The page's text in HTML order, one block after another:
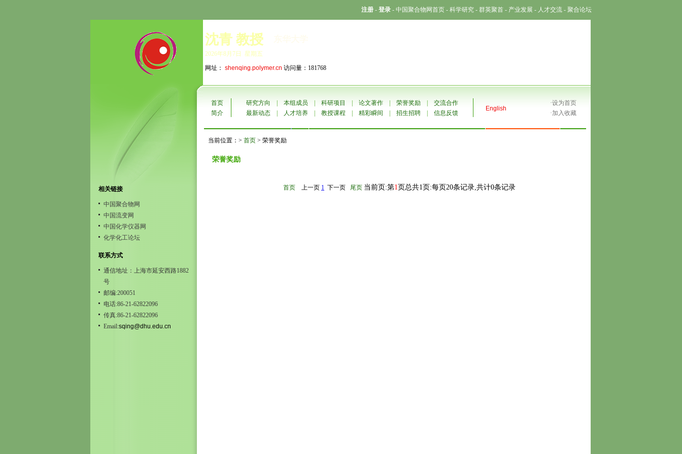
注册 - 登录 - 中国聚合物网首页 - 科学研究 - 群英聚首 - 产业发展 - 人才交流 - 聚合论坛
沈青 教授
2026年8月7日 星期五
网址： shenqing.polymer.cn 访问量：181768
相关链接
中国聚合物网
中国流变网
中国化学仪器网
化学化工论坛
联系方式
通信地址：上海市延安西路1882
号
邮编:200051
电话:86-21-62822096
传真:86-21-62822096
Email:sqing@dhu.edu.cn
首页 研究方向 本组成员 科研项目 论文著作 荣誉奖励 交流合作
English
·设为首页
简介
最新动态 人才培养 教授课程 精彩瞬间 招生招聘 信息反馈 ·加入收藏
当前位置：> 首页 > 荣誉奖励
荣誉奖励
首页 上一页 1 下一页 尾页 当前页:第1页总共1页:每页20条记录,共计0条记录